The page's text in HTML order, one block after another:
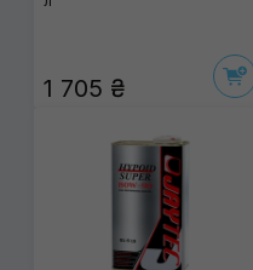
1 705 ₴